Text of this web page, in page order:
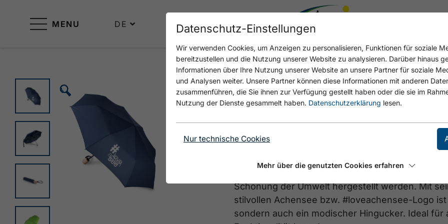
MENU DE
🗵
🗵
🗵
🗵
🗵
🗵
🗵
🗵
🗵
🗵 Mini-Regenschirm
Der Mini-Regenschirm Achensee ist der
Gestell und einem Durchmesser von 98cm
Windproof-System sorgt für maximale
Dank des Sicherheitsschiebers lässt sich der
wird klimaneutral produziert, wobei die
Schonung der Umwelt hergestellt werden. Mit
stilvollen Achensee bzw. #loveachensee-Logo
sondern auch ein modischer Hingucker. Ideal
Datenschutz-Einstellungen
Wir verwenden Cookies, um Anzeigen zu personalisieren, Funktionen für soziale
bereitzustellen und die Nutzung unserer Website zu analysieren. Darüber hinaus
Informationen über Ihre Nutzung unserer Website an unsere Partner für soziale
und Analysen weiter. Unsere Partner können diese Informationen mit anderen
zusammenführen, die Sie ihnen zur Verfügung gestellt haben oder die sie im
Nutzung der Dienste gesammelt haben. Datenschutzerklärung lesen.
Nur technische Cookies
Mehr über die genutzten Cookies erfahren